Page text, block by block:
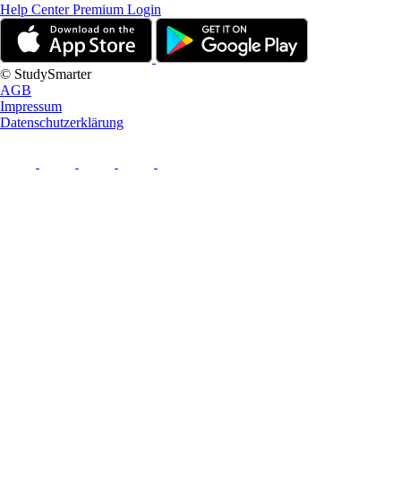
Help CenterPremium Login
© StudySmarter
AGB
Impressum
Datenschutzerklärung